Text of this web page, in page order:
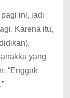
ini, jadi
Karena itu,
yang
“Enggak